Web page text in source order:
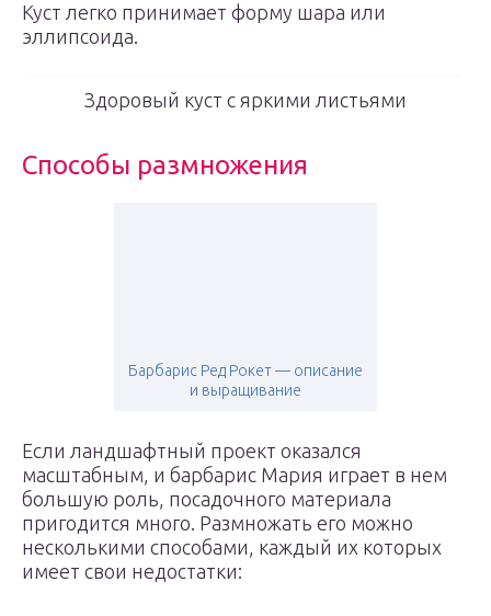
Куст легко принимает форму шара или
эллипсоида.
Здоровый куст с яркими листьями
Способы размножения
Барбарис Ред Рокет — описание
и выращивание
Если ландшафтный проект оказался
масштабным, и барбарис Мария играет в нем
большую роль, посадочного материала
пригодится много. Размножать его можно
несколькими способами, каждый их которых
имеет свои недостатки: